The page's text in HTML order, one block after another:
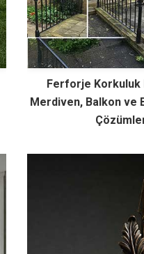
Ferforje Korkuluk
Merdiven, Balkon ve